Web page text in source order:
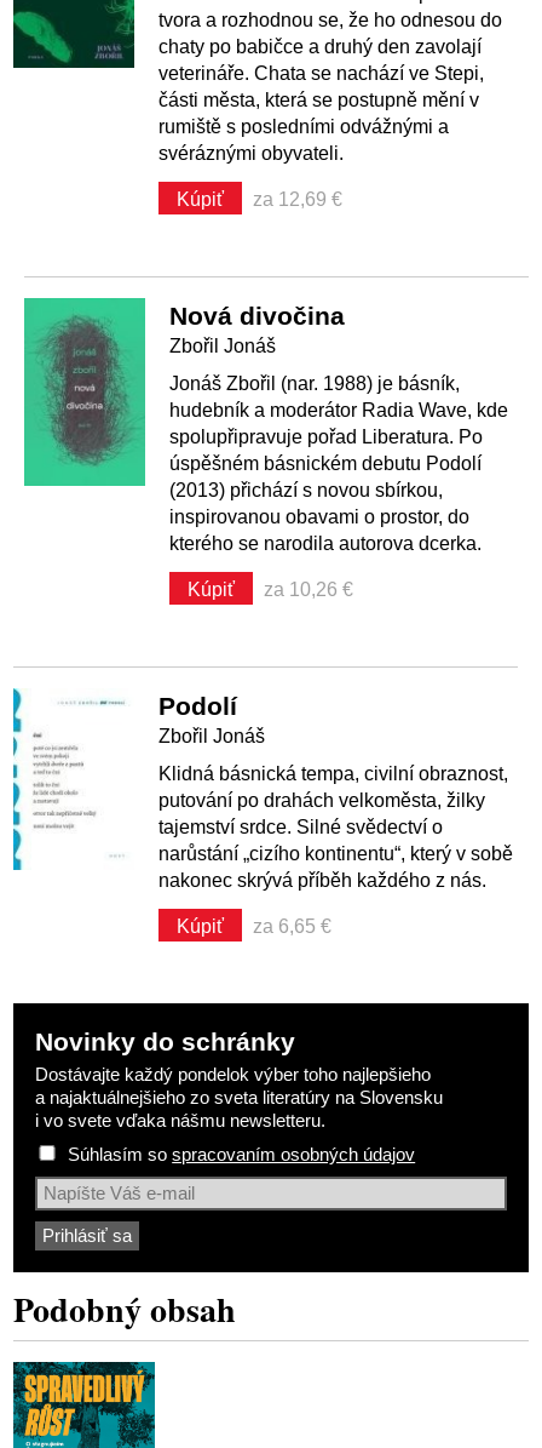
tvora a rozhodnou se, že ho odnesou do
chaty po babičce a druhý den zavolají
veterináře. Chata se nachází ve Stepi,
části města, která se postupně mění v
rumiště s posledními odvážnými a
svéráznými obyvateli.
Kúpiť za 12,69 €
Nová divočina
Zbořil Jonáš
Jonáš Zbořil (nar. 1988) je básník,
hudebník a moderátor Radia Wave, kde
spolupřipravuje pořad Liberatura. Po
úspěšném básnickém debutu Podolí
(2013) přichází s novou sbírkou,
inspirovanou obavami o prostor, do
kterého se narodila autorova dcerka.
Kúpiť za 10,26 €
Podolí
Zbořil Jonáš
Klidná básnická tempa, civilní obraznost,
putování po drahách velkoměsta, žilky
tajemství srdce. Silné svědectví o
narůstání „cizího kontinentu“, který v sobě
nakonec skrývá příběh každého z nás.
Kúpiť za 6,65 €
Novinky do schránky
Dostávajte každý pondelok výber toho najlepšieho
a najaktuálnejšieho zo sveta literatúry na Slovensku
i vo svete vďaka nášmu newsletteru.
Súhlasím sospracovaním osobných údajov
Podobný obsah